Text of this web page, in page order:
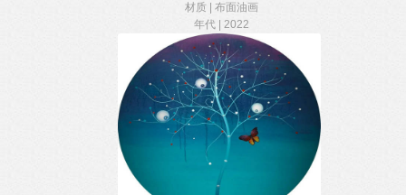
材质 | 布面油画
年代 | 2022